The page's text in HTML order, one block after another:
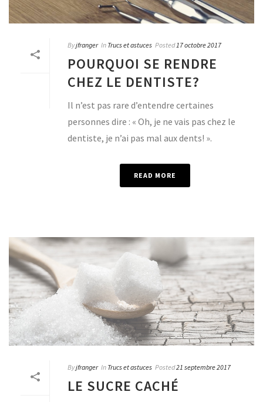
Byjfranger In Trucs et astuces Posted17 octobre 2017
POURQUOI SE RENDRE
CHEZ LE DENTISTE?
Il n’est pas rare d’entendre certaines
personnes dire : « Oh, je ne vais pas chez le
dentiste, je n’ai pas mal aux dents! ».
READ MORE
Byjfranger In Trucs et astuces Posted21 septembre 2017
LE SUCRE CACHÉ